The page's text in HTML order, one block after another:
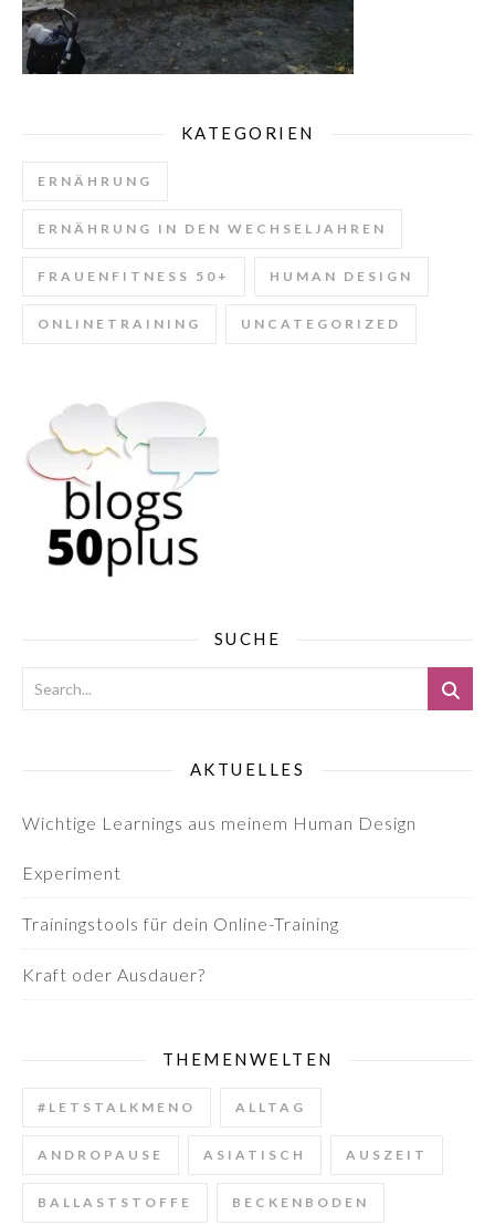
KATEGORIEN
ERNÄHRUNG
ERNÄHRUNG IN DEN WECHSELJAHREN
FRAUENFITNESS 50+ HUMAN DESIGN
ONLINETRAINING UNCATEGORIZED
SUCHE
AKTUELLES
Wichtige Learnings aus meinem Human Design
Experiment
Trainingstools für dein Online-Training
Kraft oder Ausdauer?
THEMENWELTEN
#LETSTALKMENO ALLTAG
ANDROPAUSE ASIATISCH AUSZEIT
BALLASTSTOFFE BECKENBODEN